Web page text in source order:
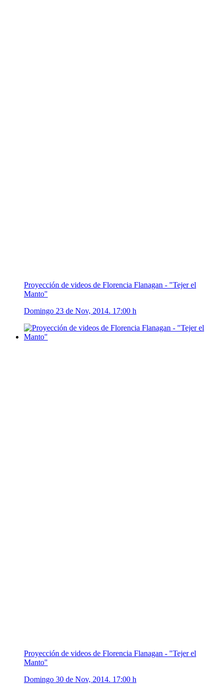
Proyección de videos de Florencia Flanagan - "Tejer el
Manto"
Domingo 23 de Nov, 2014. 17:00 h
Proyección de videos de Florencia Flanagan - "Tejer el
Manto"
Domingo 30 de Nov, 2014. 17:00 h